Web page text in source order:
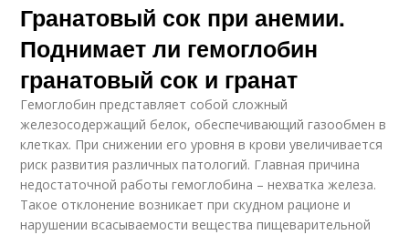
Гранатовый сок при анемии.
Поднимает ли гемоглобин
гранатовый сок и гранат
Гемоглобин представляет собой сложный
железосодержащий белок, обеспечивающий газообмен в
клетках. При снижении его уровня в крови увеличивается
риск развития различных патологий. Главная причина
недостаточной работы гемоглобина – нехватка железа.
Такое отклонение возникает при скудном рационе и
нарушении всасываемости вещества пищеварительной